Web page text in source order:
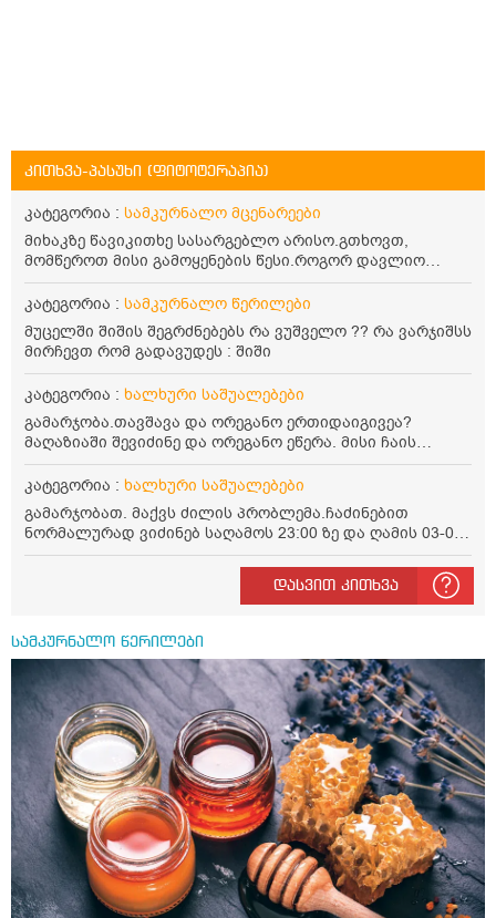
კითხვა-პასუხი (ფიტოტერაპია)
კატეგორია : სამკურნალო მცენარეები
მიხაკზე წავიკითხე სასარგებლო არისო.გთხოვთ,
მომწეროთ მისი გამოყენების წესი.როგორ დავლიო
მიხაკის ჩაი. ასევე მაინტერესებს ლეიკოციტები მაქვს
ოდნავ დაბალი და წავიკითხე ლეიკოციტების დონეს
კატეგორია : სამკურნალო წერილები
მუცელში შიშის შეგრძნებებს რა ვუშველო ?? რა ვარჯიშსს
მირჩევთ რომ გადავუდეს : შიში
კატეგორია : ხალხური საშუალებები
გამარჯობა.თავშავა და ორეგანო ერთიდაიგივეა?
მაღაზიაში შევიძინე და ორეგანო ეწერა. მისი ჩაის
დალევის წესი მაინტერესებს.რისთვის არის კარგი?
წავიკითხე რომ: 1 ჭიქა თბილ წყალში ჩავყაროთ 1 ჩაის
კოვზი დაქუცმაცებული და გამხმარი ორეგანო და
გავაჩეროთ 10-15 წუთი, მივიღოთო ჭამიდან 1-2 საათში.
მიზანი: ანტიოქსიდანტური და ანთების საწინააღმდეგო
თვისება. სწორია ეს ინფორმაცია? უკუჩვენება რა აქვს
და ბრონქულ ასთმას თუ შველის ორეგანოს ჩაი?
კატეგორია : ხალხური საშუალებები
გამარჯობათ. მაქვს ძილის პრობლემა.ჩაძინებით
ნორმალურად ვიძინებ საღამოს 23:00 ზე და ღამის 03-00
ან 04:00 საათზე მეღვიძება და მერე ვერ ვიძინებ
ვერაფრით.რამე ხალხური საშუალება თუ არის ამ
დასვით კითხვა
სამკურნალო წერილები